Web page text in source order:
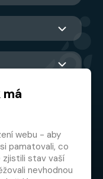
webu - aby
pamatovali, co
zjistili stav vaší
nevhodnou